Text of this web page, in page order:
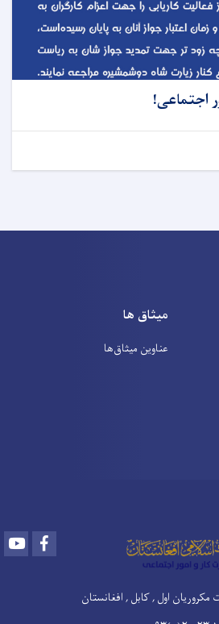
اجتماعی!
میثاق ها
عناوین‌ میثاق‌ها
Youtube
اول , کابل , افغانستان